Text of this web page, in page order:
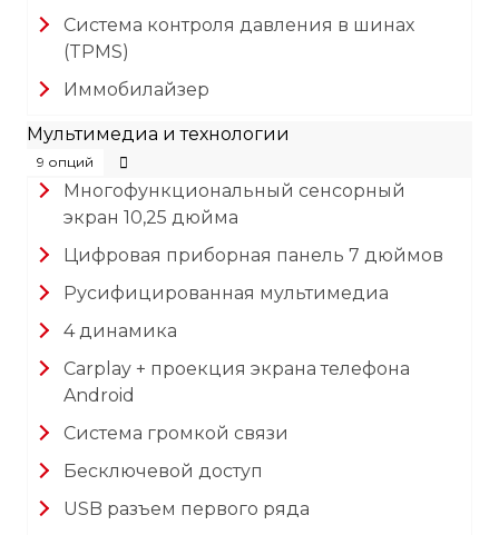
Система контроля давления в шинах
(TPMS)
Иммобилайзер
Мультимедиа и технологии
9 опций
Многофункциональный сенсорный
экран 10,25 дюйма
Цифровая приборная панель 7 дюймов
Русифицированная мультимедиа
4 динамика
Carplay + проекция экрана телефона
Android
Система громкой связи
Бесключевой доступ
USB разъем первого ряда